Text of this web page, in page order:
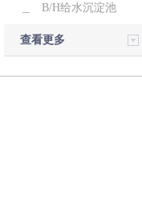
B/H给水沉淀池
查看更多